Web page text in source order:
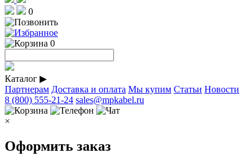
0
0
Каталог ▶
Партнерам Доставка и оплата Мы купим Статьи Новости
8 (800) 555-21-24 sales@mpkabel.ru
×
Оформить заказ